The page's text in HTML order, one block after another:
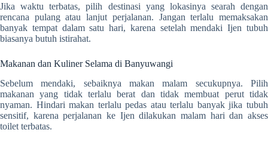
Jika waktu terbatas, pilih destinasi yang lokasinya searah dengan
rencana pulang atau lanjut perjalanan. Jangan terlalu memaksakan
banyak tempat dalam satu hari, karena setelah mendaki Ijen tubuh
biasanya butuh istirahat.
Makanan dan Kuliner Selama di Banyuwangi
Sebelum mendaki, sebaiknya makan malam secukupnya. Pilih
makanan yang tidak terlalu berat dan tidak membuat perut tidak
nyaman. Hindari makan terlalu pedas atau terlalu banyak jika tubuh
sensitif, karena perjalanan ke Ijen dilakukan malam hari dan akses
toilet terbatas.